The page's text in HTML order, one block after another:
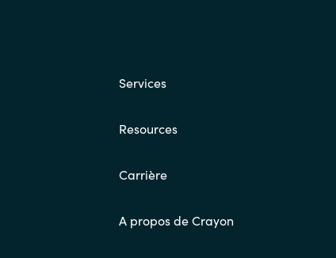
Services
Resources
Carrière
A propos de Crayon